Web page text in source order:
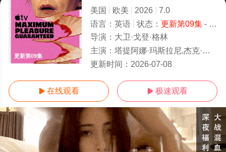
更新第09集
美国 欧美 2026
7.0
语言： 英语 状态： 更新第09集- 免费在线观看
导演： 大卫·戈登·格林
主演： 塔提阿娜·玛斯拉尼,杰克·约翰逊,塔拉·萨莫斯,杰西·霍奇斯,詹妮弗·费林,查理·霍尔,大卫·加雷利克,乔恩·迈克尔
更新时间： 2026-07-08
 在线观看  极速观看